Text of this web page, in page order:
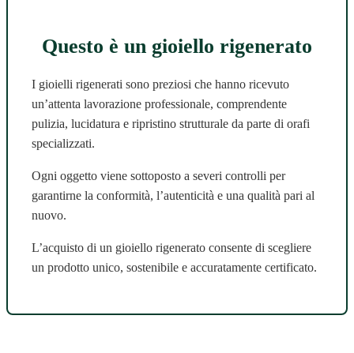
Questo è un gioiello rigenerato
I gioielli rigenerati sono preziosi che hanno ricevuto
un’attenta lavorazione professionale, comprendente
pulizia, lucidatura e ripristino strutturale da parte di orafi
specializzati.
Ogni oggetto viene sottoposto a severi controlli per
garantirne la conformità, l’autenticità e una qualità pari al
nuovo.
L’acquisto di un gioiello rigenerato consente di scegliere
un prodotto unico, sostenibile e accuratamente certificato.